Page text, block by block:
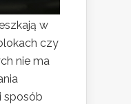
w
czy
nie ma
sposób